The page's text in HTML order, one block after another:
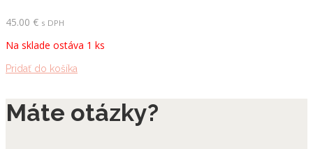
45.00 € s DPH
Na sklade ostáva 1 ks
Pridať do košíka
Máte otázky?